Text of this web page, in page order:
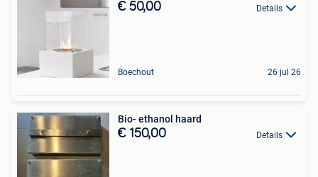
€ 50,00 Details
Boechout 26 jul 26
Bio- ethanol haard
€ 150,00 Details